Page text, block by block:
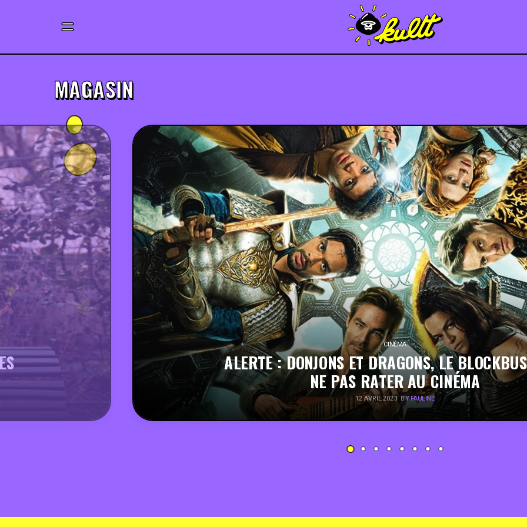
MAGASIN
CINÉMA
ALERTE : DONJONS ET DRAGONS, LE
NE PAS RATER AU CINÉMA
12 AVRIL 2023 BY PAULINE